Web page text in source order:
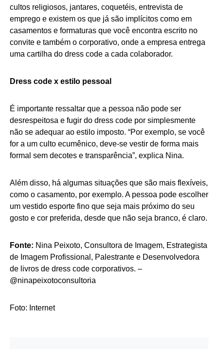
cultos religiosos, jantares, coquetéis, entrevista de
emprego e existem os que já são implícitos como em
casamentos e formaturas que você encontra escrito no
convite e também o corporativo, onde a empresa entrega
uma cartilha do dress code a cada colaborador.
Dress code x estilo pessoal
É importante ressaltar que a pessoa não pode ser
desrespeitosa e fugir do dress code por simplesmente
não se adequar ao estilo imposto. “Por exemplo, se você
for a um culto ecumênico, deve-se vestir de forma mais
formal sem decotes e transparência”, explica Nina.
Além disso, há algumas situações que são mais flexíveis,
como o casamento, por exemplo. A pessoa pode escolher
um vestido esporte fino que seja mais próximo do seu
gosto e cor preferida, desde que não seja branco, é claro.
Fonte: Nina Peixoto, Consultora de Imagem, Estrategista
de Imagem Profissional, Palestrante e Desenvolvedora
de livros de dress code corporativos. –
@ninapeixotoconsultoria
Foto: Internet